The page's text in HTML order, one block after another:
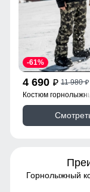
4 690 p 11 980p
-61%
Костюм
02412Ch
Горнолыжный